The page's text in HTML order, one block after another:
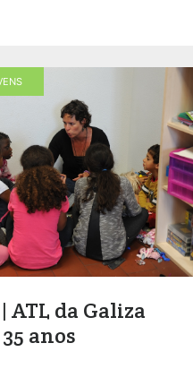
ATL da Galiza
anos